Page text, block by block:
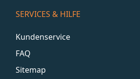
SERVICES & HILFE
Kundenservice
FAQ
Sitemap